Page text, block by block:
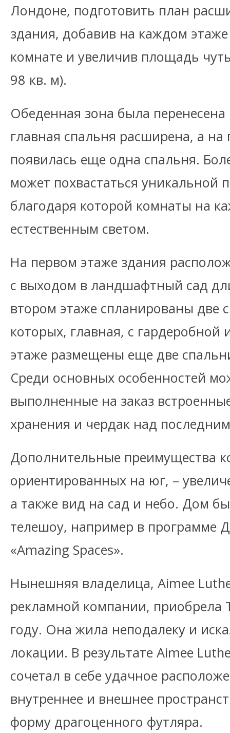
Лондоне, подготовить план
здания, добавив на каждом
комнате и увеличив площадь
98 кв. м).
Обеденная зона была
главная спальня расширена, а на
появилась еще одна спальня.
может похвастаться уникальной
благодаря которой комнаты на
естественным светом.
На первом этаже здания
с выходом в ландшафтный сад
втором этаже спланированы две
которых, главная, с
этаже размещены еще две
Среди основных особенностей
выполненные на заказ
хранения и чердак над
Дополнительные преимущества
ориентированных на юг, –
а также вид на сад и небо. Дом
телешоу, например в программе
«Amazing Spaces».
Нынешняя владелица, Aimee
рекламной компании, приобрела
году. Она жила неподалеку и
локации. В результате Aimee
сочетал в себе удачное
внутреннее и внешнее
форму драгоценного футляра.